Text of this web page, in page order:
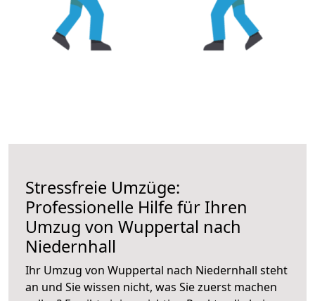
Stressfreie Umzüge:
Professionelle Hilfe für Ihren
Umzug von Wuppertal nach
Niedernhall
Ihr Umzug von Wuppertal nach Niedernhall steht
an und Sie wissen nicht, was Sie zuerst machen